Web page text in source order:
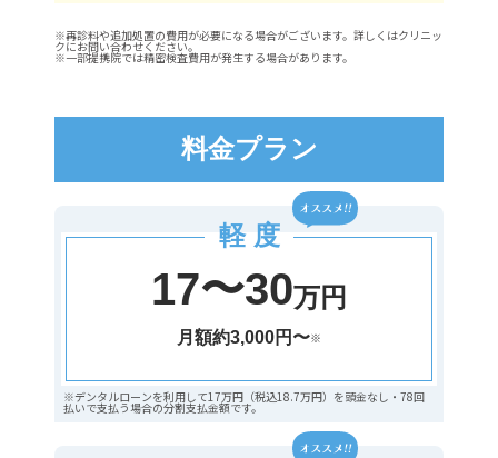
※再診料や追加処置の費用が必要になる場合がございます。詳しくはクリニッ
クにお問い合わせください。
※一部提携院では精密検査費用が発生する場合があります。
料金プラン
軽 度
17〜30万円
月額約3,000円〜※
※デンタルローンを利用して17万円（税込18.7万円）を頭金なし・78回
払いで支払う場合の分割支払金額です。